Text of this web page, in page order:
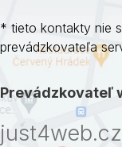
* tieto kontakty nie
prevádzkovateľa
Prevádzkovateľ